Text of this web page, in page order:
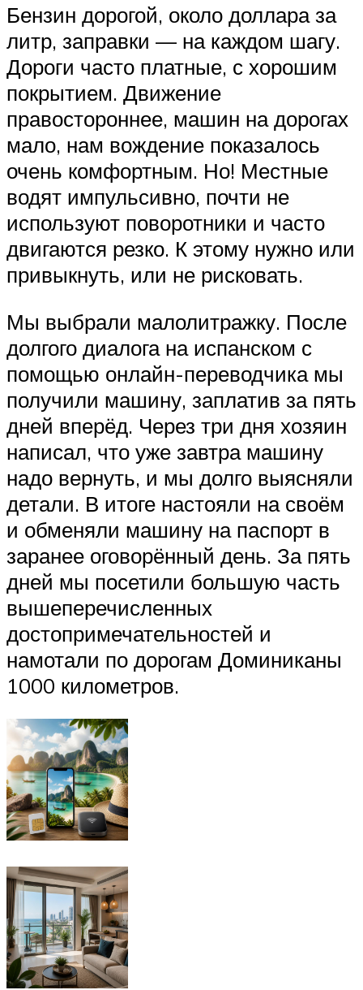
Бензин дорогой, около доллара за
литр, заправки — на каждом шагу.
Дороги часто платные, с хорошим
покрытием. Движение
правостороннее, машин на дорогах
мало, нам вождение показалось
очень комфортным. Но! Местные
водят импульсивно, почти не
используют поворотники и часто
двигаются резко. К этому нужно или
привыкнуть, или не рисковать.
Мы выбрали малолитражку. После
долгого диалога на испанском с
помощью онлайн-переводчика мы
получили машину, заплатив за пять
дней вперёд. Через три дня хозяин
написал, что уже завтра машину
надо вернуть, и мы долго выясняли
детали. В итоге настояли на своём
и обменяли машину на паспорт в
заранее оговорённый день. За пять
дней мы посетили большую часть
вышеперечисленных
достопримечательностей и
намотали по дорогам Доминиканы
1000 километров.